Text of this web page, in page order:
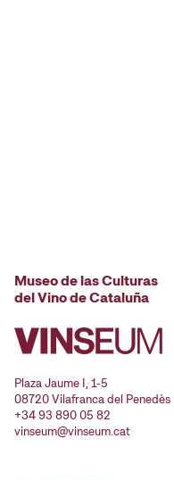
Museo de las Culturas
del Vino de Cataluña
Plaza Jaume I, 1-5
08720 Vilafranca del Penedès
+34 93 890 05 82
vinseum@vinseum.cat